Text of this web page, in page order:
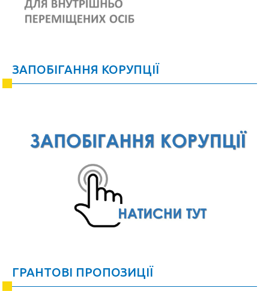
ЗАПОБІГАННЯ КОРУПЦІЇ
ГРАНТОВІ ПРОПОЗИЦІЇ